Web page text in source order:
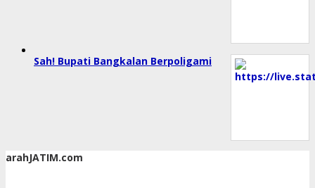
Sah! Bupati Bangkalan Berpoligami
arahJATIM.com